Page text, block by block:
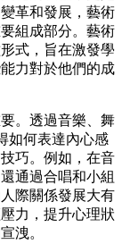
革和發展，藝術
組成部分。藝術
式，旨在激發學
力對於他們的成
。透過音樂、舞
如何表達內心感
巧。例如，在音
通過合唱和小組
際關係發展大有
力，提升心理狀
洩。